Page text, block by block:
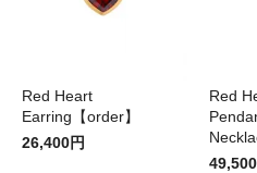
Red Heart
Earring【order】
26,400円
Red